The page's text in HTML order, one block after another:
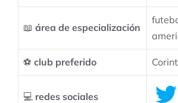
📖 área de especialización
⚽ club preferido
💻 redes sociales